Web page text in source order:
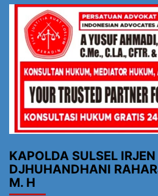
KAPOLDA SULSEL
DJHUHANDHANI
M. H